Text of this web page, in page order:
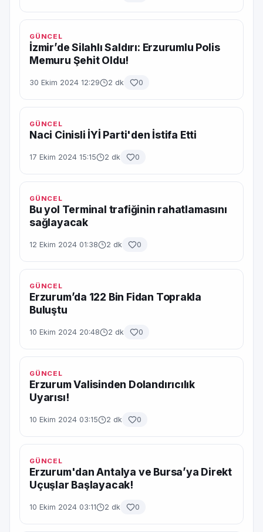
GÜNCEL
İzmir’de Silahlı Saldırı: Erzurumlu Polis
Memuru Şehit Oldu!
30 Ekim 2024 12:29 2 dk 0
GÜNCEL
Naci Cinisli İYİ Parti'den İstifa Etti
17 Ekim 2024 15:15 2 dk 0
GÜNCEL
Bu yol Terminal trafiğinin rahatlamasını
sağlayacak
12 Ekim 2024 01:38 2 dk 0
GÜNCEL
Erzurum’da 122 Bin Fidan Toprakla
Buluştu
10 Ekim 2024 20:48 2 dk 0
GÜNCEL
Erzurum Valisinden Dolandırıcılık
Uyarısı!
10 Ekim 2024 03:15 2 dk 0
GÜNCEL
Erzurum'dan Antalya ve Bursa’ya Direkt
Uçuşlar Başlayacak!
10 Ekim 2024 03:11 2 dk 0